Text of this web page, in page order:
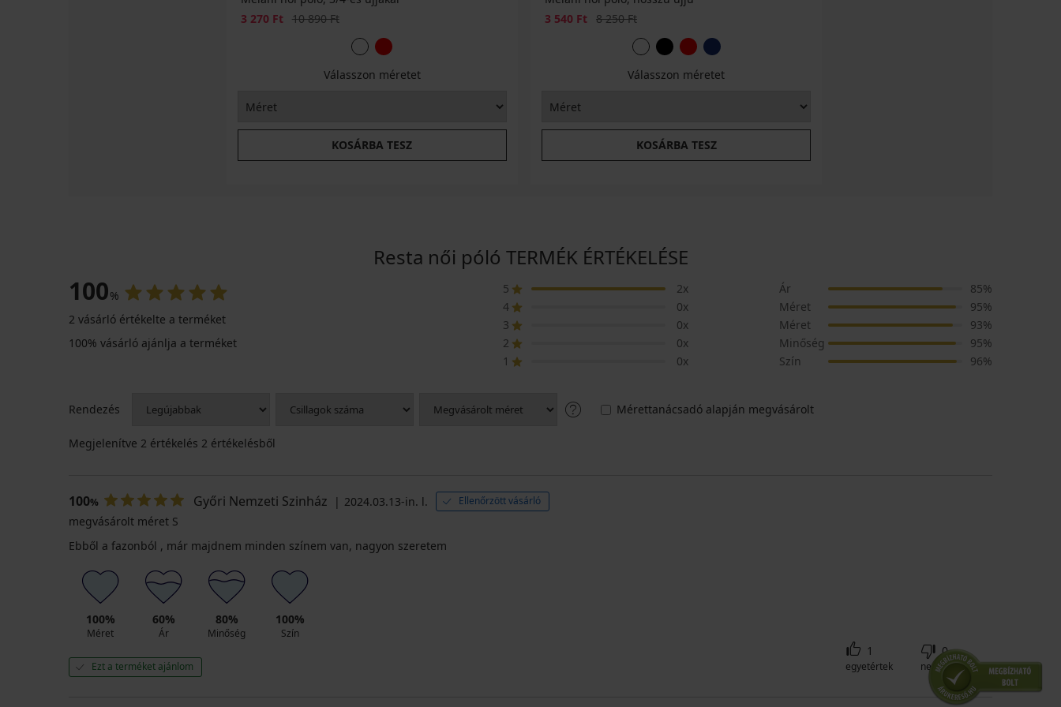
Kedvezmény
3 270 Ft Eredeti ár
10 890 Ft
Válasszon méretet
KOSÁRBA TESZ
Kedvezmény
3 540 Ft Eredeti ár
8 250 Ft
Válasszon méretet
KOSÁRBA TESZ
Resta női póló TERMÉK ÉRTÉKELÉSE
100%
2 vásárló értékelte a terméket
100% vásárló ajánlja a terméket
5
2x
4
0x
3
0x
2
0x
1
0x
Ár
85%
Méret
95%
Méret
93%
Minőség
95%
Szín
96%
Rendezés Mérettanácsadó alapján megvásárolt
Megjelenítve 2 értékelés 2 értékelésből
100% Győri Nemzeti Szinház 2024.03.13-in. l. Ellenőrzött vásárló
megvásárolt méret S
Ebből a fazonból , már majdnem minden színem van, nagyon szeretem
100%
Méret
60%
Ár
80%
Minőség
100%
Szín
Ezt a terméket ajánlom
1
egyetértek
0
nem értek egyet